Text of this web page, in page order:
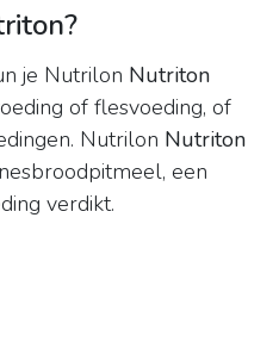
je Nutrilon Nutriton
of flesvoeding, of
Nutrilon Nutriton
een
verdikt.